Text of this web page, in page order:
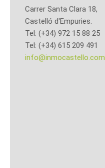
Carrer Santa Clara 18,
Castelló d'Empuries.
Tel: (+34) 972 15 88 25
Tel: (+34) 615 209 491
info@inmocastello.com